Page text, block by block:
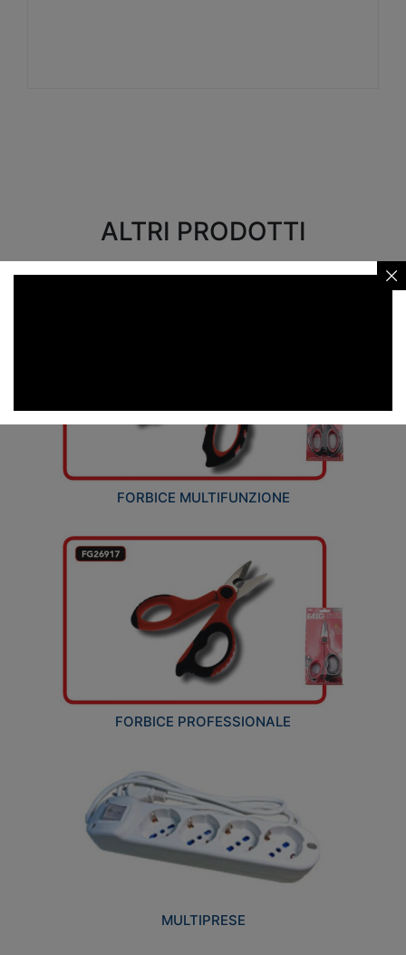
ALTRI PRODOTTI
FORBICE MULTIFUNZIONE
FORBICE PROFESSIONALE
MULTIPRESE